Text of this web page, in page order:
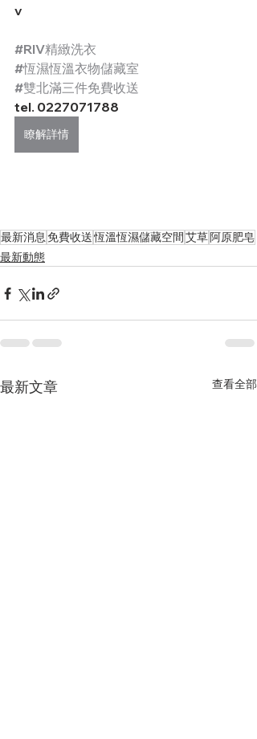
v
#RIV精緻洗衣
#恆濕恆溫衣物儲藏室
#雙北滿三件免費收送
tel. 0227071788
瞭解詳情
最新消息免費收送恆溫恆濕儲藏空間艾草阿原肥皂
最新動態
最新文章 查看全部